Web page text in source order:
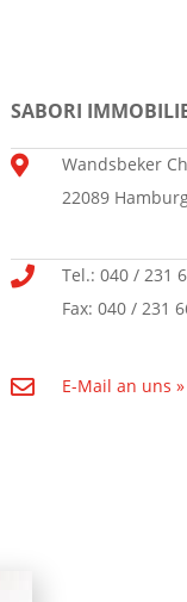
SABORI
Wandsbeker
22089
Tel.: 040 / 231
Fax: 040 / 231
E-Mail an uns »